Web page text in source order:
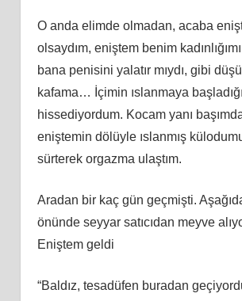
O anda elimde olmadan, acaba
olsaydım, eniştem benim
bana penisini yalatır mıydı, gibi
kafama… İçimin ıslanmaya
hissediyordum. Kocam yanı
eniştemin dölüyle ıslanmış
sürterek orgazma ulaştım.
Aradan bir kaç gün geçmişti.
önünde seyyar satıcıdan meyve
Eniştem geldi
“Baldız, tesadüfen buradan